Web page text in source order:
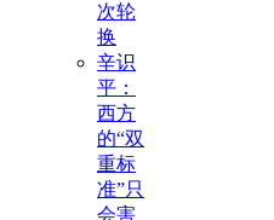
次轮
换
辛识
平：
西方
的“双
重标
准”只
会害